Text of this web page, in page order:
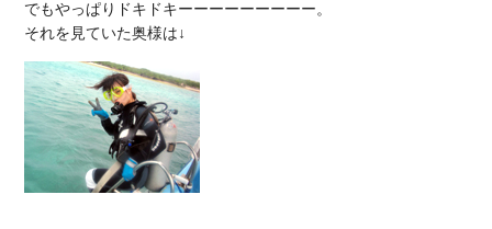
でもやっぱりドキドキーーーーーーーーー。